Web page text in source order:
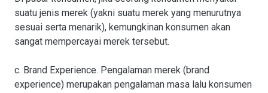
suatu jenis merek (yakni suatu merek yang menurutnya
sesuai serta menarik), kemungkinan konsumen akan
sangat mempercayai merek tersebut.
c. Brand Experience. Pengalaman merek (brand
experience) merupakan pengalaman masa lalu konsumen